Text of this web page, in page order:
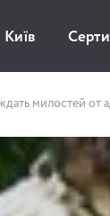
Київ
милостей от